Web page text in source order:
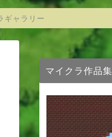
ギャラリー
マイクラ作品集